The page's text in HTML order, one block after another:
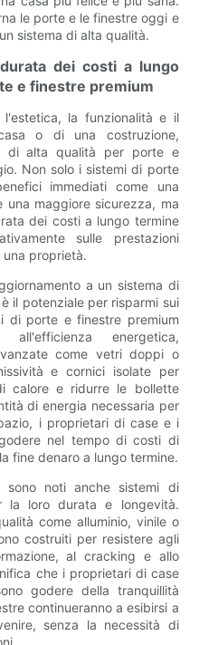
le porte e le finestre oggi e
sistema di alta qualità.
dei costi a lungo
e finestre premium
la funzionalità e il
o di una costruzione,
di alta qualità per porte e
Non solo i sistemi di porte
immediati come una
una maggiore sicurezza, ma
dei costi a lungo termine
sulle prestazioni
proprietà.
a un sistema di
il potenziale per risparmi sui
di porte e finestre premium
energetica,
come vetri doppi o
e cornici isolate per
calore e ridurre le bollette
di energia necessaria per
i proprietari di case e i
nel tempo di costi di
fine denaro a lungo termine.
sono noti anche sistemi di
la loro durata e longevità.
come alluminio, vinile o
costruiti per resistere agli
al cracking e allo
che i proprietari di case
godere della tranquillità
continueranno a esibirsi a
senza la necessità di